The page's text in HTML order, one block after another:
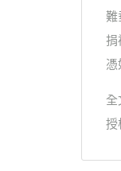
難
捐
憑
全
授